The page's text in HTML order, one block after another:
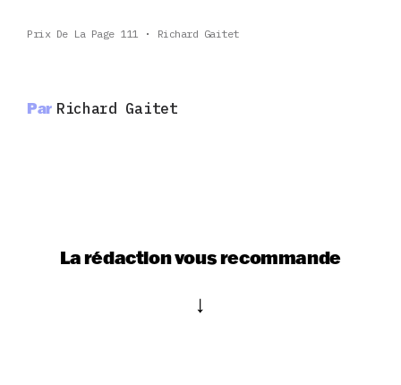
Prix De La Page 111 Richard Gaitet
Par Richard Gaitet
La rédaction vous recommande